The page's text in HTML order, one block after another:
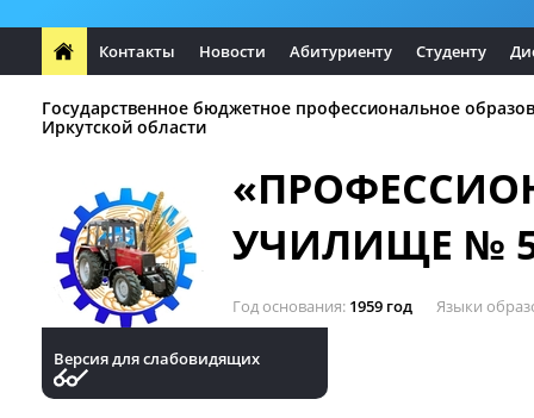
Контакты Новости Абитуриенту Студенту
Государственное бюджетное профессиональное
Иркутской области
УЧИЛИЩЕ №
Год основания 1959 год Языки
Версия для слабовидящих